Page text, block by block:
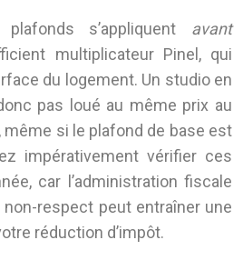
s’appliquent avant
multiplicateur Pinel, qui
du logement. Un studio en
pas loué au même prix au
même si le plafond de base est
impérativement vérifier ces
car l’administration fiscale
respect peut entraîner une
réduction d’impôt.